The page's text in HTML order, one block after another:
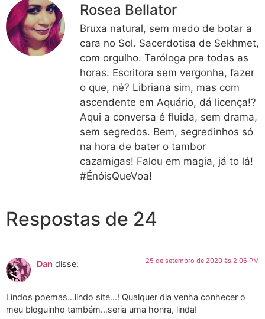
Rosea Bellator
Bruxa natural, sem medo de botar a
cara no Sol. Sacerdotisa de Sekhmet,
com orgulho. Taróloga pra todas as
horas. Escritora sem vergonha, fazer
o que, né? Libriana sim, mas com
ascendente em Aquário, dá licença!?
Aqui a conversa é fluida, sem drama,
sem segredos. Bem, segredinhos só
na hora de bater o tambor
cazamigas! Falou em magia, já to lá!
#ÉnóisQueVoa!
Respostas de 24
Dan disse: 25 de setembro de 2020 às 2:06 PM
Lindos poemas…lindo site…! Qualquer dia venha conhecer o
meu bloguinho também…seria uma honra, linda!